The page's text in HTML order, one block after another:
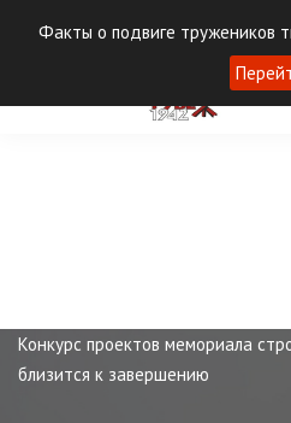
Конкурс проектов мемориала
близится к завершению
Факты о подвиге тружеников